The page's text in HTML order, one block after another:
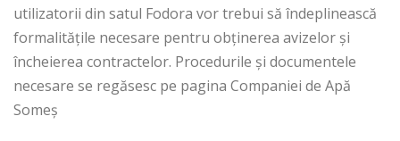
utilizatorii din satul Fodora vor trebui să îndeplinească
formalitățile necesare pentru obținerea avizelor și
încheierea contractelor. Procedurile și documentele
necesare se regăsesc pe pagina Companiei de Apă
Someș